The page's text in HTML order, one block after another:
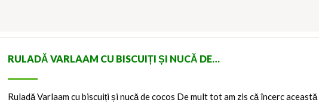
RULADĂ VARLAAM CU BISCUIȚI ȘI NUCĂ DE…
Ruladă Varlaam cu biscuiți și nucă de cocos De mult tot am zis că încerc această